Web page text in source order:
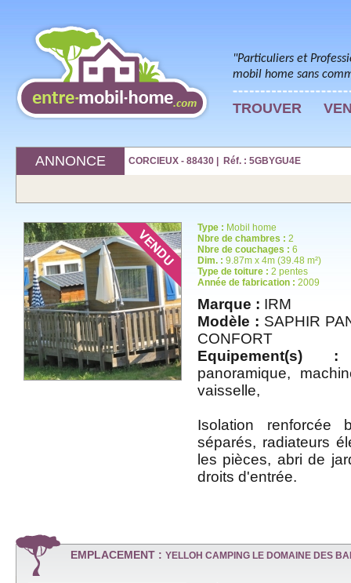
"Particuliers et
mobil home sans
TROUVER
ANNONCE CORCIEUX - 88430 | Réf. : 5GBYGU4E
Type : Mobil home
Nbre de chambres : 2
Nbre de couchages : 6
Dim. : 9.87m x 4m (39.48 m²)
Type de toiture : 2 pentes
Année de fabrication : 2009
Marque : IRM
Modèle : SAPHIR
CONFORT
Equipement(s) :
panoramique,
vaisselle,
Isolation
séparés, radiateurs
les pièces, abri de
droits d'entrée.
EMPLACEMENT : YELLOH CAMPING LE DOMAINE DES